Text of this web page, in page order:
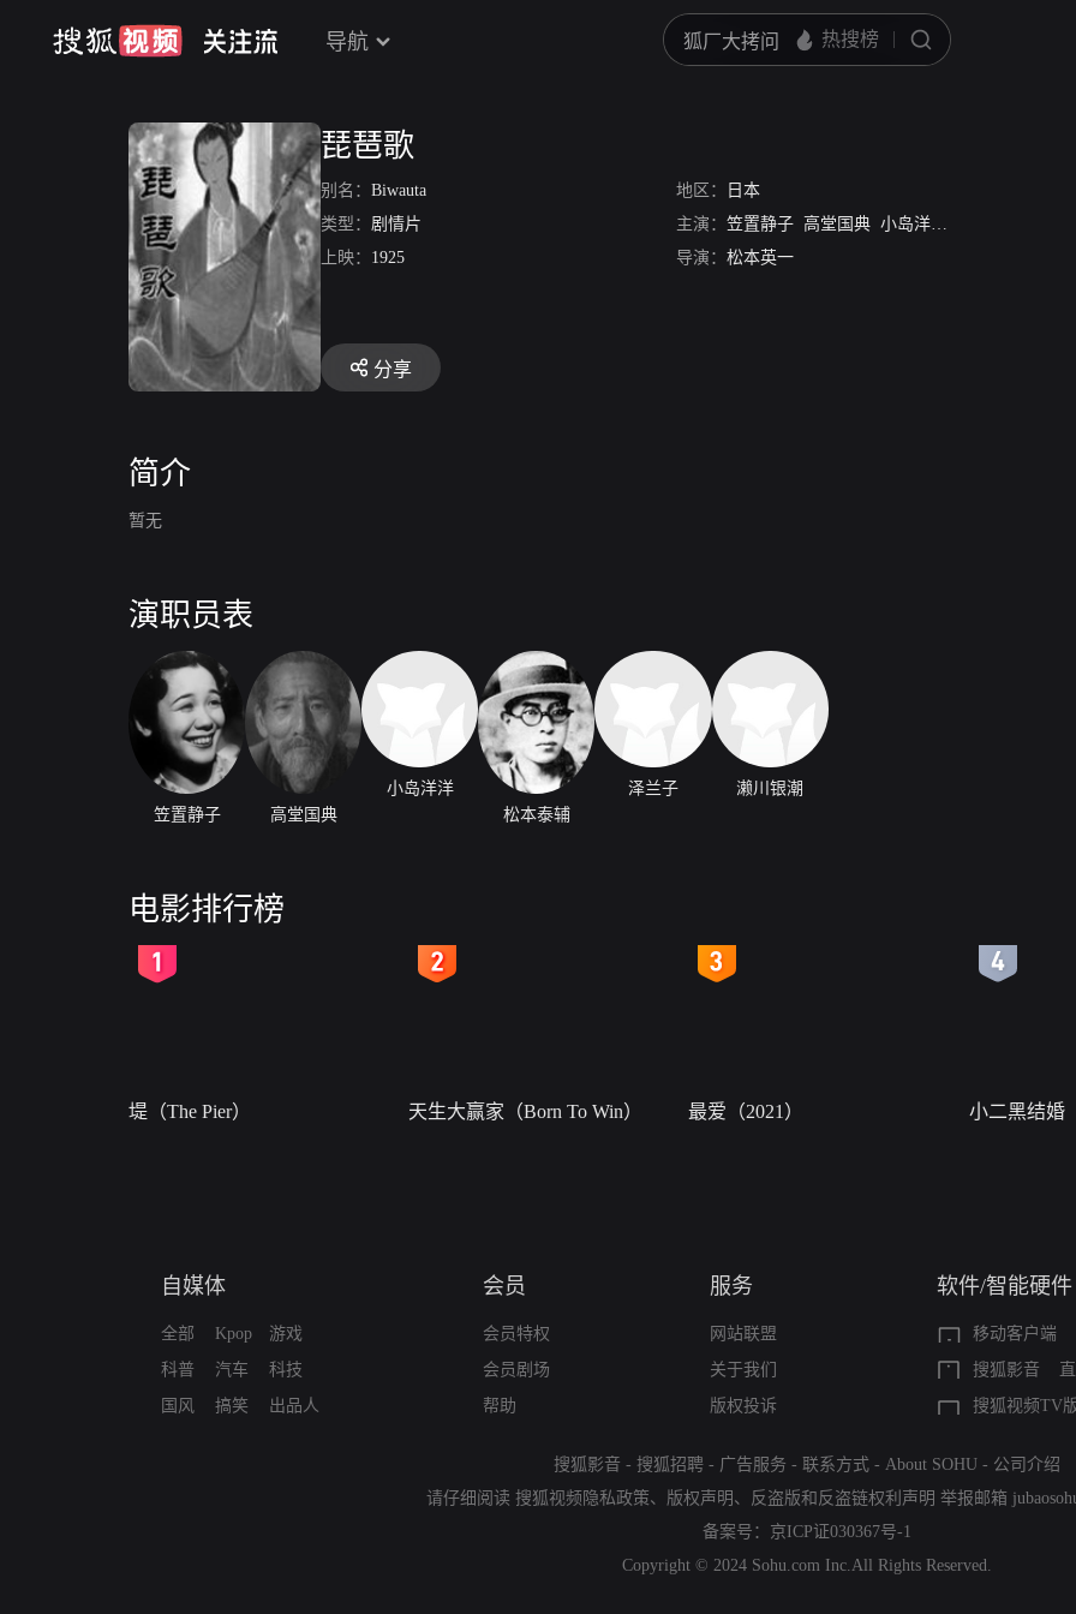
导航
琵琶歌
别名： Biwauta 地区：
日本
类型： 剧情片 主演： 笠置静子 高堂国典 小岛洋洋
上映： 1925 导演： 松本英一
分享
简介
暂无
演职员表
笠置静子 高堂国典
小岛洋洋
松本泰辅
泽兰子 濑川银潮
电影排行榜
堤（The Pier） 天生大赢家（Born To Win） 最爱（2021） 小二黑结婚
自媒体
全部
科普
国风
Kpop
汽车
搞笑
游戏
科技
出品人
会员
会员特权
会员剧场
帮助
服务
网站联盟
关于我们
版权投诉
软件/智能硬件
移动客户端
搜狐影音
搜狐视频TV
搜狐影音 - 搜狐招聘 - 广告服务 - 联系方式 - About SOHU - 公司介绍
请仔细阅读 搜狐视频隐私政策、 版权声明 、 反盗版和反盗链权利声明 举报邮箱
备案号： 京ICP证030367号-1
Copyright © 2024 Sohu.com Inc.All Rights Reserved.